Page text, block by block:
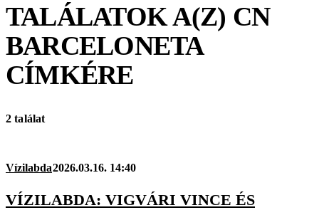
TALÁLATOK A(Z) CN
BARCELONETA
CÍMKÉRE
2 találat
Vízilabda2026.03.16. 14:40
VÍZILABDA: VIGVÁRI VINCE ÉS